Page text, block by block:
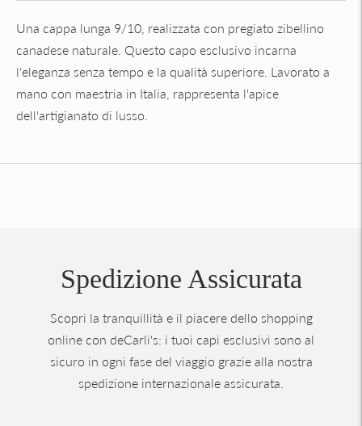
Una cappa lunga 9/10, realizzata con pregiato zibellino
canadese naturale. Questo capo esclusivo incarna
l'eleganza senza tempo e la qualità superiore. Lavorato a
mano con maestria in Italia, rappresenta l'apice
dell'artigianato di lusso.
un
Spedizione Assicurata
Scopri la tranquillità e il piacere dello shopping
online con deCarli's: i tuoi capi esclusivi sono al
sicuro in ogni fase del viaggio grazie alla nostra
spedizione internazionale assicurata.